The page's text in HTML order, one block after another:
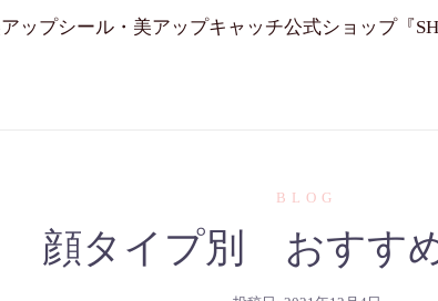
ップシール・美アップキャッチ公式ショップ『
BLOG
顔タイプ別 おすす